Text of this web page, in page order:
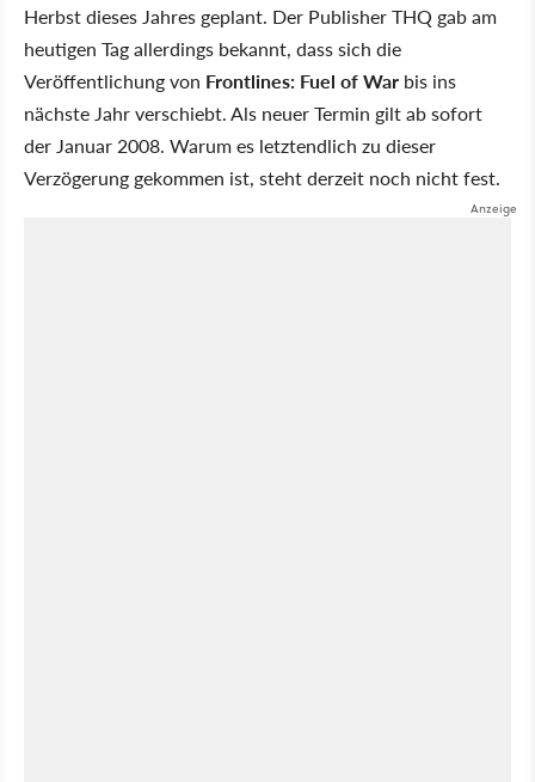
Herbst dieses Jahres geplant. Der Publisher THQ gab am
heutigen Tag allerdings bekannt, dass sich die
Veröffentlichung von Frontlines: Fuel of War bis ins
nächste Jahr verschiebt. Als neuer Termin gilt ab sofort
der Januar 2008. Warum es letztendlich zu dieser
Verzögerung gekommen ist, steht derzeit noch nicht fest.